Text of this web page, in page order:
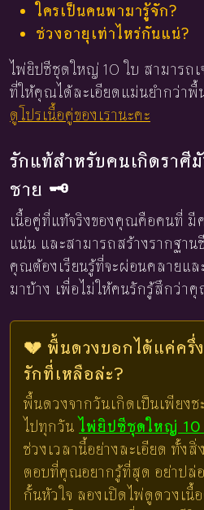
ใครเป็นคนพามารู้จัก?
ช่วงอายุเท่าไหร่กันแน่?
ไพ่ยิปซีชุดใหญ่ 10 ใบ สามารถเ
ที่ให้คุณได้ละเอียดแม่นยำกว่าพื้
ดูโปรเนื้อคู่ของเรานะคะ
รักแท้สำหรับคนเกิดราศี
ชาย 🗝️
เนื้อคู่ที่แท้จริงของคุณคือคนที่
แน่น และสามารถสร้างรากฐา
คุณต้องเรียนรู้ที่จะผ่อนคลายแ
มาบ้าง เพื่อไม่ให้คนรักรู้สึกว่าคุ
💔 พื้นดวงบอกได้แค่ครึ่
รักที่เหลือล่ะ?
พื้นดวงจากวันเกิดเป็นเพียง
ไปทุกวัน ไพ่ยิปซีชุดใหญ่ 10
ช่วงเวลานี้อย่างละเอียด ทั้ง
ตอบที่คุณอยากรู้ที่สุด อย่าปล่
กั้นหัวใจ ลองเปิดไพ่ดูดวงเนื้